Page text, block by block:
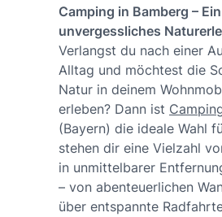
Camping in Bamberg – Ein
unvergessliches
Verlangst du nach einer
Alltag und möchtest die
Natur in deinem
erleben? Dann ist
(Bayern) die ideale Wahl
stehen dir eine Vielzahl
in unmittelbarer
– von abenteuerlichen
über entspannte